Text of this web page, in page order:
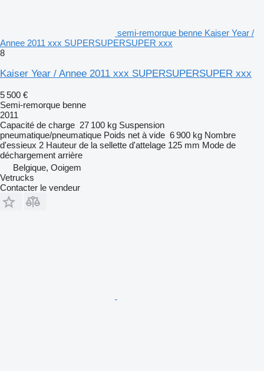
semi-remorque benne Kaiser Year /
Annee 2011 xxx SUPERSUPERSUPER xxx
8
Kaiser Year / Annee 2011 xxx SUPERSUPERSUPER xxx
5 500 €
Semi-remorque benne
2011
Capacité de charge 27 100 kg Suspension
pneumatique/pneumatique Poids net à vide 6 900 kg Nombre
d'essieux 2 Hauteur de la sellette d'attelage 125 mm Mode de
déchargement arrière
Belgique, Ooigem
Vetrucks
Contacter le vendeur